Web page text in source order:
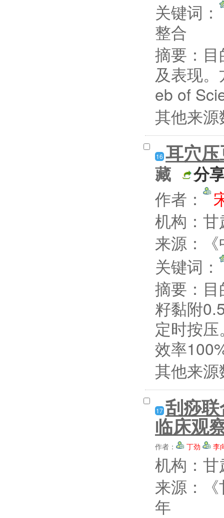
关键词：
整合
摘要：
及表现
eb of
其他来
16 耳穴
藏 分
作者：
机构：
来源：
关键词：
摘要：
籽黏附
定时按
效率
其他来
17 刮痧
临床观
作者： 丁劲 李
机构：
来源：
年